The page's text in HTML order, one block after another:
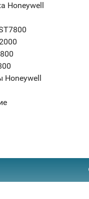
Honeywell
Honeywell